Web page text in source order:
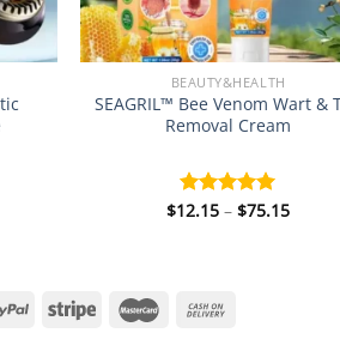
BEAUTY&HEALTH
SEAGRIL™ Bee Venom Wart &
Removal Cream
Rated 5.00
$12.15 – $75.15Price